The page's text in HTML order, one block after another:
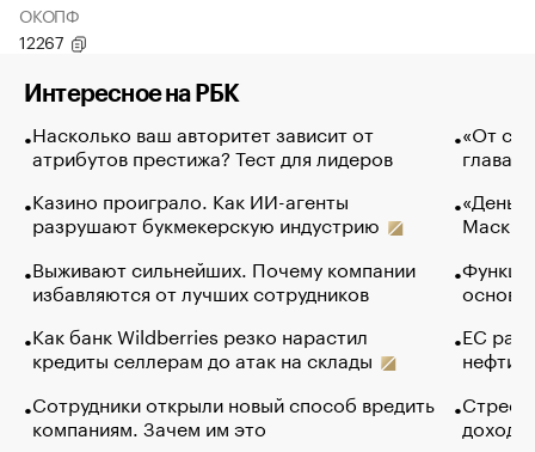
ОКОПФ
12267
Интересное на РБК
Насколько ваш авторитет зависит от
атрибутов престижа? Тест для лидеров
Казино проиграло. Как ИИ-агенты
разрушают букмекерскую индустрию
Выживают сильнейших. Почему компании
избавляются от лучших сотрудников
Как банк Wildberries резко нарастил
кредиты селлерам до атак на склады
Сотрудники открыли новый способ вредить
компаниям. Зачем им это
«От
глава
Маск в
основ
ЕС
нефти